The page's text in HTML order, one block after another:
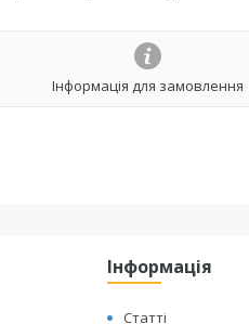
Інформація для замовлення
Інформація
Статті